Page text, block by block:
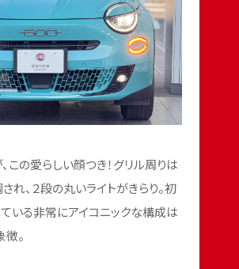
この愛らしい顔つき！グリル周りは
れ、２段の丸いライトがきらり。初
いる非常にアイコニックな構成は
徴。